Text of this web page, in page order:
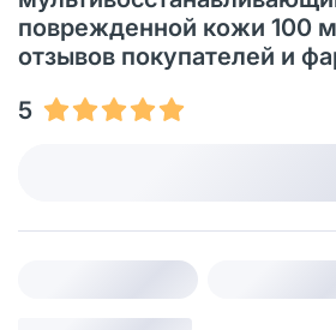
поврежденной кожи 100
отзывов покупателей и
5